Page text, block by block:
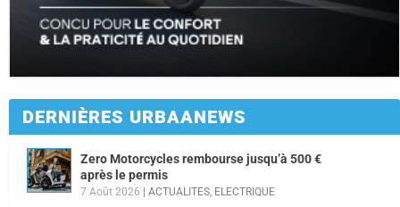
DERNIÈRES URBAANEWS
Zero Motorcycles rembourse jusqu’à 500 €
après le permis
7 Août 2026 ACTUALITES, ELECTRIQUE